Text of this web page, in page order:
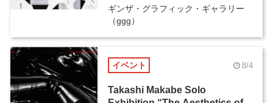
ギンザ・グラフィック・ギャラリー
（ggg）
イベント 8/4
Takashi Makabe Solo